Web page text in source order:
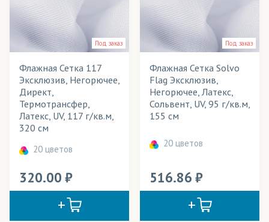
Уличные конструкции
Фартуки
Флаги
Флаги интерьерные
Флаги уличные
Халаты
Чехлы для мебели
Под заказ
Флажная Сетка 117
Эксклюзив, Негорючее,
Директ,
Термотрансфер,
Латекс, UV, 117 г/кв.м,
320 см
20 цветов
320.00
Под заказ
Флажная Сетка Solvo
Flag Эксклюзив,
Негорючее, Латекс,
Сольвент, UV, 95 г/кв.м,
155 см
20 цветов
516.86